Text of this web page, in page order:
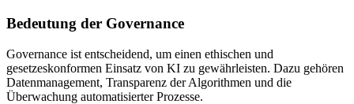
Bedeutung der Governance
Governance ist entscheidend, um einen ethischen und
gesetzeskonformen Einsatz von KI zu gewährleisten. Dazu gehören
Datenmanagement, Transparenz der Algorithmen und die
Überwachung automatisierter Prozesse.